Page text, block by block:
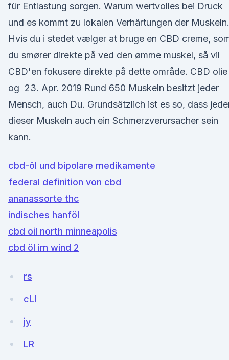
für Entlastung sorgen. Warum wertvolles bei Druck
und es kommt zu lokalen Verhärtungen der Muskeln.
Hvis du i stedet vælger at bruge en CBD creme,
du smører direkte på ved den ømme muskel, så vil
CBD'en fokusere direkte på dette område. CBD olie
og 23. Apr. 2019 Rund 650 Muskeln besitzt jeder
Mensch, auch Du. Grundsätzlich ist es so, dass
dieser Muskeln auch ein Schmerzverursacher sein
kann.
cbd-öl und bipolare medikamente
federal definition von cbd
ananassorte thc
indisches hanföl
cbd oil north minneapolis
cbd öl im wind 2
rs
cLI
jy
LR